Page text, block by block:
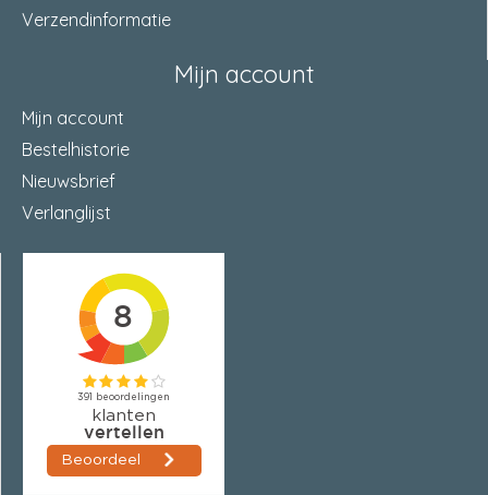
Verzendinformatie
Mijn account
Mijn account
Bestelhistorie
Nieuwsbrief
Verlanglijst